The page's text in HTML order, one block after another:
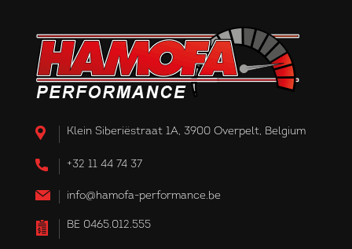
Klein Siberiëstraat 1A, 3900 Overpelt, Belgium
+32 11 44 74 37
info@hamofa-performance.be
BE 0465.012.555